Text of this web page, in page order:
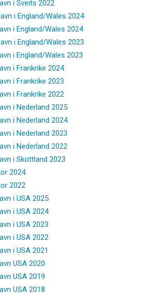
i Sveits 2022
i England/Wales 2024
i England/Wales 2024
i England/Wales 2023
i England/Wales 2023
i Frankrike 2024
i Frankrike 2023
i Frankrike 2022
i Nederland 2025
i Nederland 2024
i Nederland 2023
i Nederland 2022
i Skottland 2023
2024
2022
i USA 2025
i USA 2024
i USA 2023
i USA 2022
i USA 2021
USA 2020
USA 2019
USA 2018